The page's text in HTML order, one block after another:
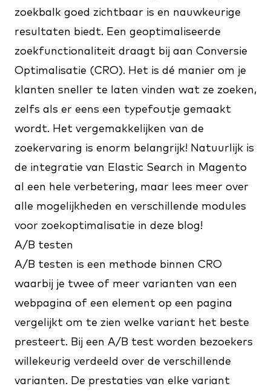
zoekbalk goed zichtbaar is en nauwkeurige
resultaten biedt. Een geoptimaliseerde
zoekfunctionaliteit draagt bij aan Conversie
Optimalisatie (CRO). Het is dé manier om je
klanten sneller te laten vinden wat ze zoeken,
zelfs als er eens een typefoutje gemaakt
wordt. Het vergemakkelijken van de
zoekervaring is enorm belangrijk! Natuurlijk is
de integratie van Elastic Search in Magento
al een hele verbetering, maar lees meer over
alle mogelijkheden en verschillende modules
voor zoekoptimalisatie in deze blog!
A/B testen
A/B testen is een methode binnen CRO
waarbij je twee of meer varianten van een
webpagina of een element op een pagina
vergelijkt om te zien welke variant het beste
presteert. Bij een A/B test worden bezoekers
willekeurig verdeeld over de verschillende
varianten. De prestaties van elke variant